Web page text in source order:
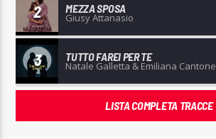
2 MEZZA SPOSA
Giusy Attanasio
3 TUTTO FAREI PER TE
Natale Galletta & Emiliana Cantone
LISTA COMPLETA TRACCE